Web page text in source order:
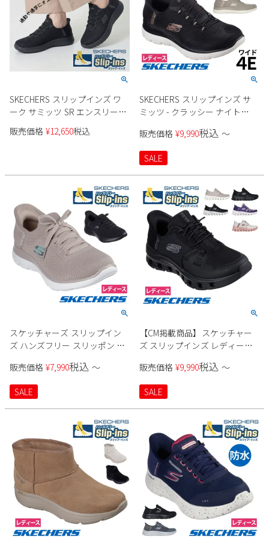
SKECHERS スリップインズ ワ
ーク サミッツ SR エンスリー
108144W レディース
販売価格 ¥12,650税込
SKECHERS スリップインズ サ
ミッツ - クラッシー ナイト
販売価格 ¥9,990税込 〜
SALE
スケッチャーズ スリップイン
ズ ハンズフリー スリッポン ス
ニュー デイリー Slip-ins
SKECHERS 150263 SUMMITS
NEW DAILY BBK TPE ブラック
黒 トープ ノーマル幅 履きやす
販売価格 ¥7,990税込 〜
SALE
【CM掲載商品】スケッチャー
ズ スリップインズ レディース
スリッポン ウォーキングシュ
ーズ SKECHERS Slip-ins グライ
ドステップ プロ 150420 ブラッ
ク トープ マルチ 靴 履きやすい
ゴム紐 ノーマル幅 黒
販売価格 ¥9,990税込 〜
SALE